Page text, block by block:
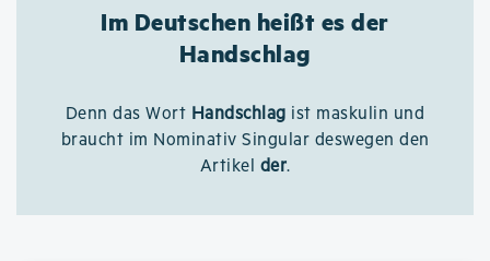
Im Deutschen heißt es der
Handschlag
Denn das Wort Handschlag ist maskulin und
braucht im Nominativ Singular deswegen den
Artikel der.